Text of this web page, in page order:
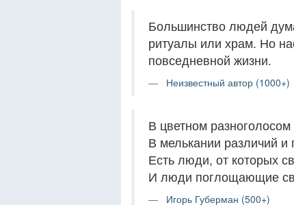
Большинство людей
ритуалы или храм. Но
повседневной жизни.
Неизвестный автор (1000+)
В цветном
В мелькании различий и
Есть люди, от которых
И люди поглощающие
Игорь Губерман (500+)